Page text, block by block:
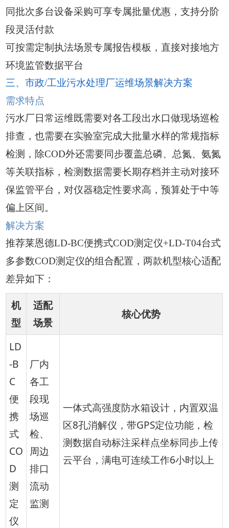
同批次多台设备采购可享专属批量优惠，支持分阶
段灵活付款
可按需定制执法场景专属报告模板，直接对接地方
环境监管数据平台
三、市政/工业污水处理厂运维场景解决方案
需求特点
污水厂日常运维既需要对各工段出水口做现场巡检
排查，也需要在实验室完成大批量水样的常规指标
检测，除COD外还需要同步覆盖总磷、总氮、氨氮
等关联指标，检测数据需要长期存档并主动对接环
保监管平台，对仪器稳定性要求高，预算处于中等
偏上区间。
解决方案
推荐莱恩德LD-BC便携式COD测定仪+LD-T04台式
多参数COD测定仪的组合配置，两款机型核心适配
差异如下：
机
型
适配
场景
核心优势
LD
-B
C
便
携
式
CO
D
测
定
仪
厂内
各工
段现
场巡
检、
周边
排口
流动
监测
一体式高强度防水箱设计，内置双温
区8孔消解仪，带GPS定位功能，检
测数据自动标注采样点坐标同步上传
云平台，满电可连续工作6小时以上